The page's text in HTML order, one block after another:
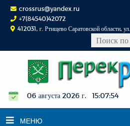
crossrus@yandex.ru
+7(84540)42072
412031, г. Ртищево Саратовской области,
06 августа 2026 г. 15:07:55
МЕНЮ